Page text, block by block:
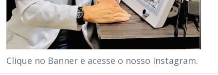
Clique no Banner e acesse o nosso Instagram.